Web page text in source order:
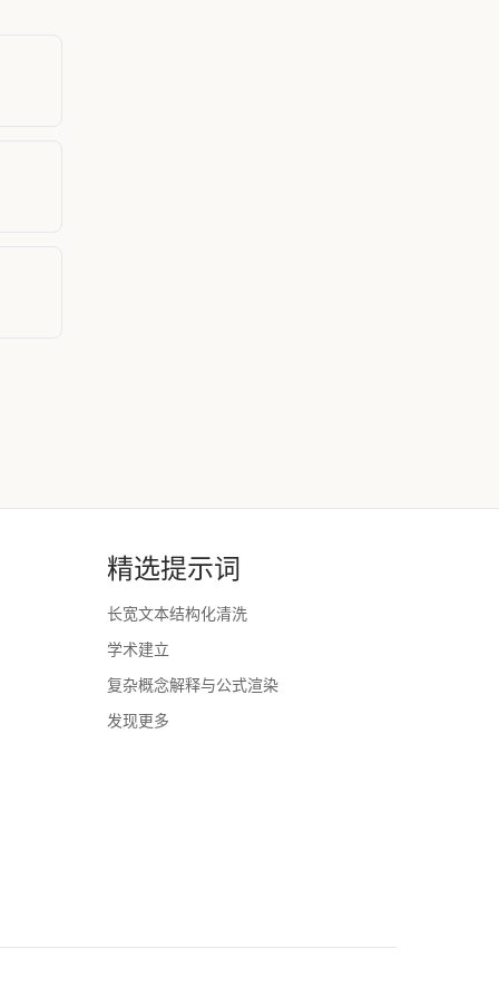
精选提示词
长宽文本结构化清洗
学术建立
复杂概念解释与公式渲染
发现更多